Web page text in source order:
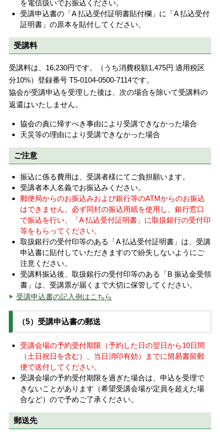
を電信扱いでお振込ください。
受講申込書の「A 払込受付証明書貼付欄」に「A 払込受付
証明書」の原本を貼付してください。
受講料
受講料は、16,230円です。（うち消費税額1,475円 適用税区
分10%）登録番号 T5-0104-0500-7114です。
協会が受講申込を受理した後は、次の場合を除いて受講料の
返還はいたしません。
協会の責に帰すべき事由により受講できなかった場合
天災等の理由により受講できなかった場合
ご注意
振込に係る費用は、受講者様にてご負担願います。
受講者本人名義でお振込みください。
郵便局からのお振込みおよび銀行等のATMからのお振込
はできません。必ず同封の振込用紙を使用し、銀行窓口
で振込を行い、「A 払込受付証明書」に取扱銀行の受付印
等をもらってください。
取扱銀行の受付印等のある「A 払込受付証明書」は、受講
申込書に貼付していただきますので紛失しないようにご
注意ください。
受講料振込後、取扱銀行の受付印等のある「B 振込金受領
書」は、受講票が届くまで大切に保管してください。
受講申込書の記入例はこちら
（5）受講申込書の郵送
受講会場の予約受付期限（予約した日の翌日から10日間
（土日祝日を含む）、当日消印有効）までに簡易書留郵
便で送付してください。
受講会場の予約受付期限を過ぎた場合は、申込を受理で
きないことがあります（希望受講会場が定員を超えた場
合など）ので予めご了承ください。
郵送先